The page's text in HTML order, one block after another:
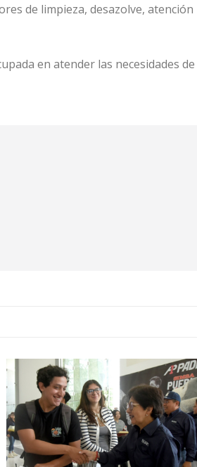
de limpieza, desazolve, atención
en atender las necesidades de